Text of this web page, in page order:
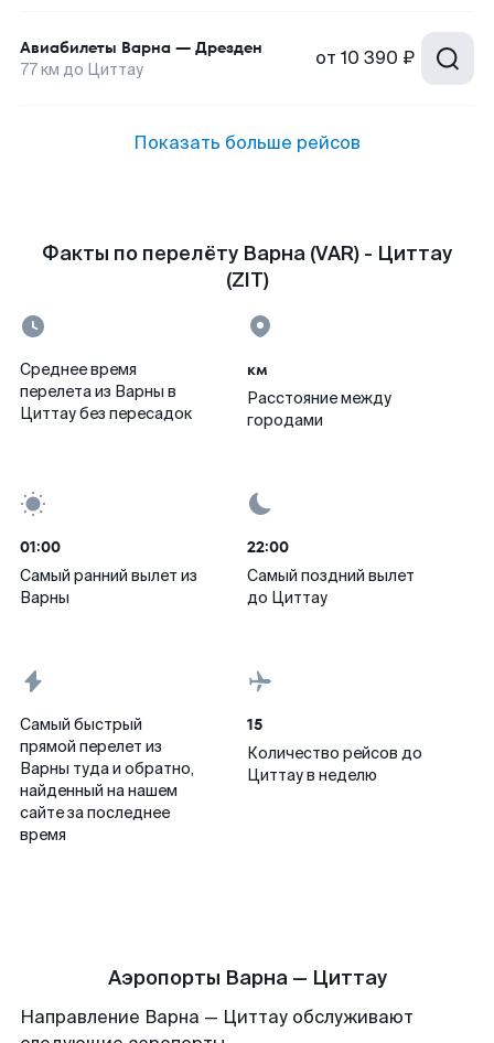
Авиабилеты Варна — Дрезден
77км до Циттау от 10 390 ₽
Показать больше рейсов
Факты по перелёту Варна (VAR) - Циттау
(ZIT)
Среднее время
перелета из Варны в
Циттау без пересадок
км
Расстояние между
городами
01:00
Самый ранний вылет из
Варны
22:00
Самый поздний вылет
до Циттау
Самый быстрый
прямой перелет из
Варны туда и обратно,
найденный на нашем
сайте за последнее
время
15
Количество рейсов до
Циттау в неделю
Аэропорты Варна — Циттау
Направление Варна — Циттау обслуживают